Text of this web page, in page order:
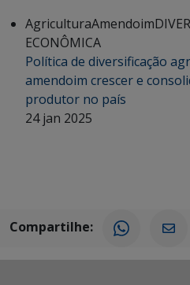
AgriculturaAmendoim
ECONÔMICA
Política de diversificação
amendoim crescer e
produtor no país
24 jan 2025
Compartilhe: